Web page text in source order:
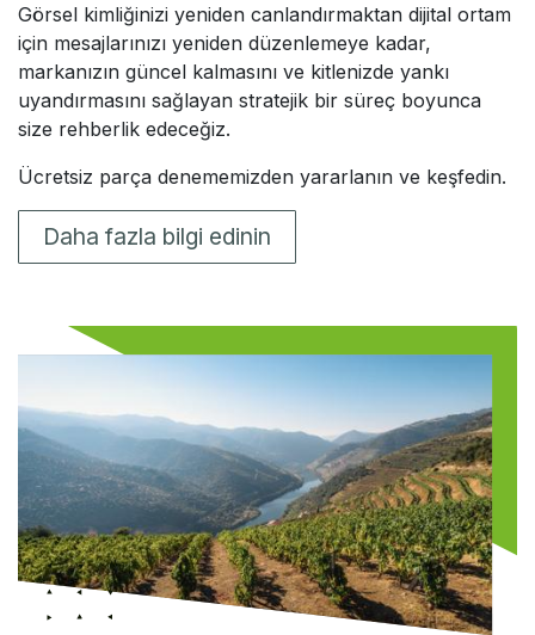
Görsel kimliğinizi yeniden canlandırmaktan dijital ortam
için mesajlarınızı yeniden düzenlemeye kadar,
markanızın güncel kalmasını ve kitlenizde yankı
uyandırmasını sağlayan stratejik bir süreç boyunca
size rehberlik edeceğiz.
Ücretsiz parça denememizden yararlanın ve keşfedin.
Daha fazla bilgi edinin